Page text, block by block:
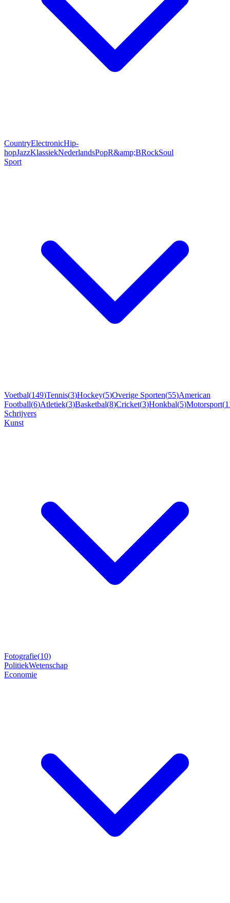
CountryElectronicHip-
hopJazzKlassiekNederlandsPopR&amp;BRockSoul
Sport
Voetbal(149)Tennis(3)Hockey(5)Overige Sporten(55)American
Football(6)Atletiek(3)Basketbal(8)Cricket(3)Honkbal(5)Motorsport(
Schrijvers
Kunst
Fotografie(10)
PolitiekWetenschap
Economie